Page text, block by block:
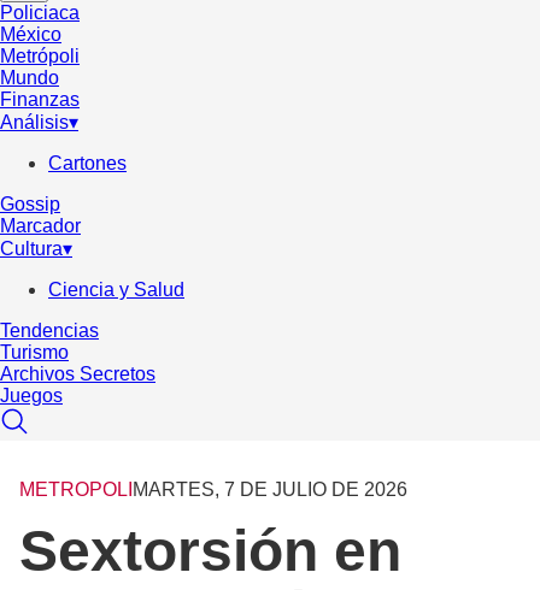
Policiaca
México
Metrópoli
Mundo
Finanzas
Análisis▾
Cartones
Gossip
Marcador
Cultura▾
Ciencia y Salud
Tendencias
Turismo
Archivos Secretos
Juegos
METROPOLI MARTES, 7 DE JULIO DE 2026
Sextorsión en